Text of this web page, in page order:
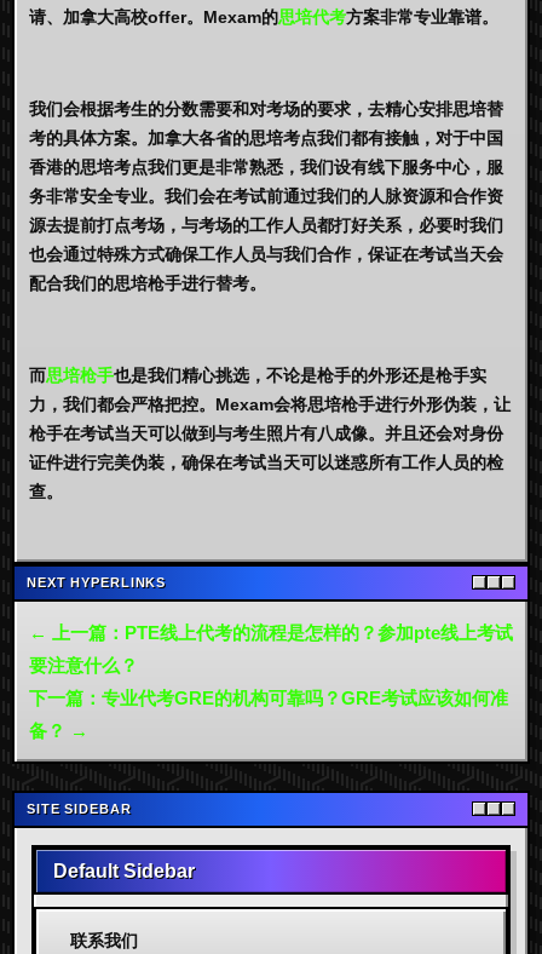
请、加拿大高校offer。Mexam的思培代考方案非常专业靠谱。
我们会根据考生的分数需要和对考场的要求，去精心安排思培替
考的具体方案。加拿大各省的思培考点我们都有接触，对于中国
香港的思培考点我们更是非常熟悉，我们设有线下服务中心，服
务非常安全专业。我们会在考试前通过我们的人脉资源和合作资
源去提前打点考场，与考场的工作人员都打好关系，必要时我们
也会通过特殊方式确保工作人员与我们合作，保证在考试当天会
配合我们的思培枪手进行替考。
而思培枪手也是我们精心挑选，不论是枪手的外形还是枪手实
力，我们都会严格把控。Mexam会将思培枪手进行外形伪装，让
枪手在考试当天可以做到与考生照片有八成像。并且还会对身份
证件进行完美伪装，确保在考试当天可以迷惑所有工作人员的检
查。
NEXT HYPERLINKS
← 上一篇：PTE线上代考的流程是怎样的？参加pte线上考试
要注意什么？
下一篇：专业代考GRE的机构可靠吗？GRE考试应该如何准
备？ →
SITE SIDEBAR
Default Sidebar
联系我们